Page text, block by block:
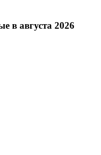
в августа 2026